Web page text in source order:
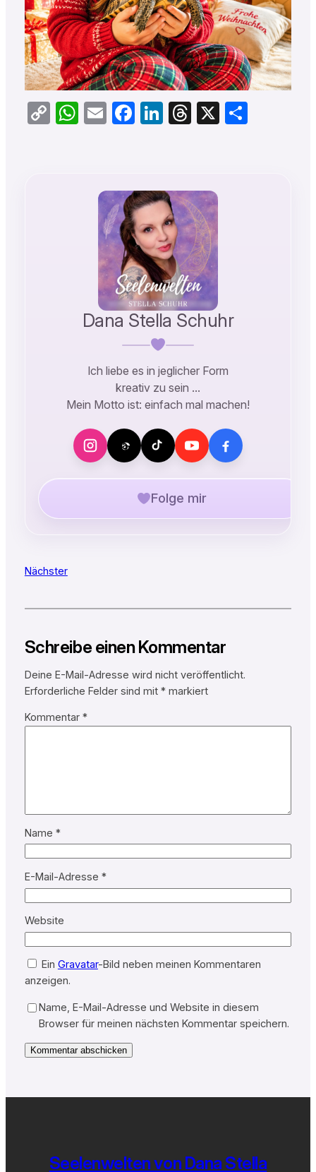
CopyWhatsApp
EmailFacebook
LinkedIn
Threads
X Teilen
Dana Stella Schuhr
Ich liebe es in jeglicher Form
kreativ zu sein …
Mein Motto ist: einfach mal machen!
Folge mir
Nächster
Schreibe einen Kommentar
Deine E-Mail-Adresse wird nicht veröffentlicht.
Erforderliche Felder sind mit *markiert
Kommentar *
Name *
E-Mail-Adresse *
Website
Ein Gravatar-Bild neben meinen Kommentaren
anzeigen.
Name, E-Mail-Adresse und Website in diesem
Browser für meinen nächsten Kommentar speichern.
Seelenwelten von Dana Stella